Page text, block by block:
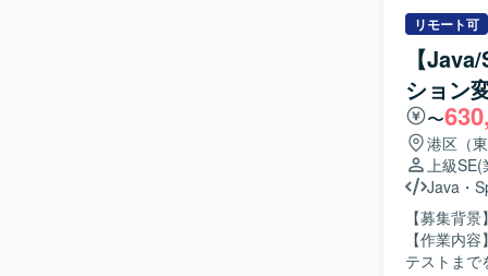
ジュール
の仕様説
切替作業の支援を行っ
1人称で主
がら課題を整
規模な金
らオープ
術の設計
流から関
す。 【開発環境】 現行環境としては富士通メインフレーム、AIM、SystemWaker、AIM/DB、
JBoss、
リモート可
【
ション
〜
港区（
上級SE(
Java ・
【募集背
【作業内
テストまでを担当します。 【求める人